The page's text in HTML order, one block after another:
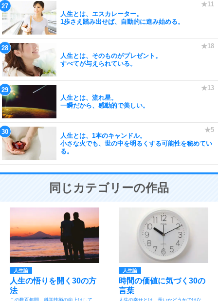
人生とは、エスカレーター。
1歩さえ踏み出せば、自動的に進み始める。
人生とは、そのものがプレゼント。
すべてが与えられている。
人生とは、流れ星。
一瞬だから、感動的で美しい。
人生とは、1本のキャンドル。
小さな火でも、世の中を明るくする可能性を秘めてい
る。
同じカテゴリーの作品
人生論
人生の悟りを開く30の方
法
この数百年間、科学技術の向上はして
人生論
時間の価値に気づく30の
言葉
人生の幸せとは、長いかどうかではな